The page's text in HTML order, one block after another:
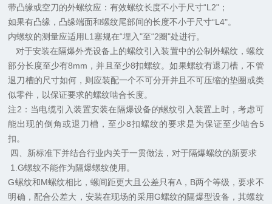
带凸缘或空刀的外螺纹应：有效螺纹长度不小于尺寸“L2"；
如果有凸缘，凸缘端面和螺纹尾部间的长度不小于尺寸“L4"。
内螺纹的测量应适用L1塞规在“埋入"至“2圈"处进行。
对于安装在隔爆外壳设备上的螺纹引入装置中的公制外螺纹，螺纹
部分长度至少有8mm，并且至少8扣螺纹。如果螺纹有退刀槽，不管
退刀槽的尺寸如何，则应装配一个不可分开并且不可压缩的垫圈或类
似零件，以保证要求的螺纹啮合长度。
注2：当电缆引入装置安装在隔爆设备的螺纹引入装置上时，考虑可
能出现的倒角或退刀槽，至少8扣螺纹的要求是为保证至少啮合5
扣。
四、新标准下并结合行业内关于一贯做法，对于隔爆螺纹的新要求
1.G螺纹不能作为隔爆螺纹使用。
G螺纹和M螺纹相比，螺间距更大且公差只有A，B两个等级，要求不
明确，配合公差大，安装在现场的采用G螺纹的隔爆型设备，其螺纹